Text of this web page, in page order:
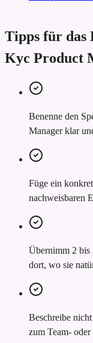
Tipps für
Kyc Product
Benenne den
Manager klar
Füge ein
nachweisbaren
Übernimm 2 bis
dort, wo sie
Beschreibe
zum Team-